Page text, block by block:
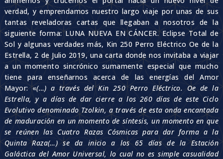
verdad, y emprendamos nuestro largo viaje por unas de sus
tantas reveladoras cartas que llegaban a nosotros de la
siguiente forma: LUNA NUEVA EN CÁNCER. Eclipse Total de
Sol y algunas verdades más, Kin 250 Perro Eléctrico Oe de la
Estrella, 2 de Julio 2019, una carta donde nos invitaba a viajar
a un momento sincrónico sumamente especial que mucho
tiene para enseñarnos acerca de las energías del Amor
Mayor: «(…) a través del Kin 250 Perro Eléctrico. Oe de la
Estrella, y a días de dar cierre a los 260 días de este Ciclo
Evolutivo denominado Tzolkin, a través de esta onda encantada
de maduración en un momento de síntesis, un momento en que
se reúnen las Cuatro Razas Cósmicas para dar forma a la
Quinta Raza(…) se da inicio a los 65 días de la Estación
Galáctica del Amor Universal, lo cual no es simple casualidad